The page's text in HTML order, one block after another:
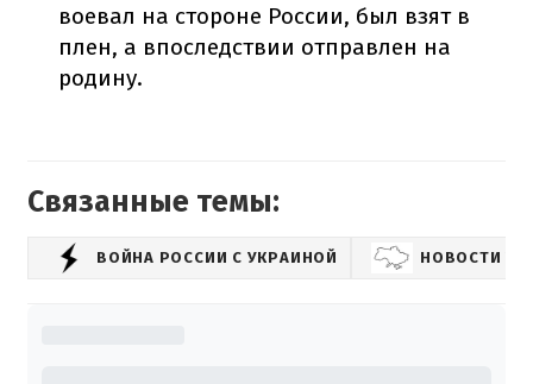
воевал на стороне России, был взят в
плен, а впоследствии отправлен на
родину.
Связанные темы:
ВОЙНА РОССИИ С УКРАИНОЙ НОВОСТИ